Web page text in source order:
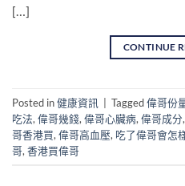
[…]
CONTINUE
Posted in健康資訊 Tagged偉哥份
吃法, 偉哥幾錢, 偉哥心臟病, 偉哥成分,
哥香港買, 偉哥高血壓, 吃了偉哥會怎
哥, 香港買偉哥